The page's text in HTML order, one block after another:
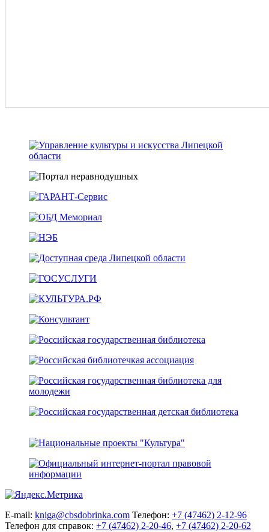
E-mail: kniga@cbsdobrinka.com Телефон: +7 (47462) 2-12-96
Телефон для справок: +7 (47462) 2-20-46, +7 (47462) 2-20-62